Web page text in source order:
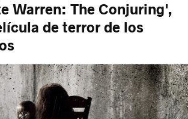
Warren: The Conjuring',
de terror de los